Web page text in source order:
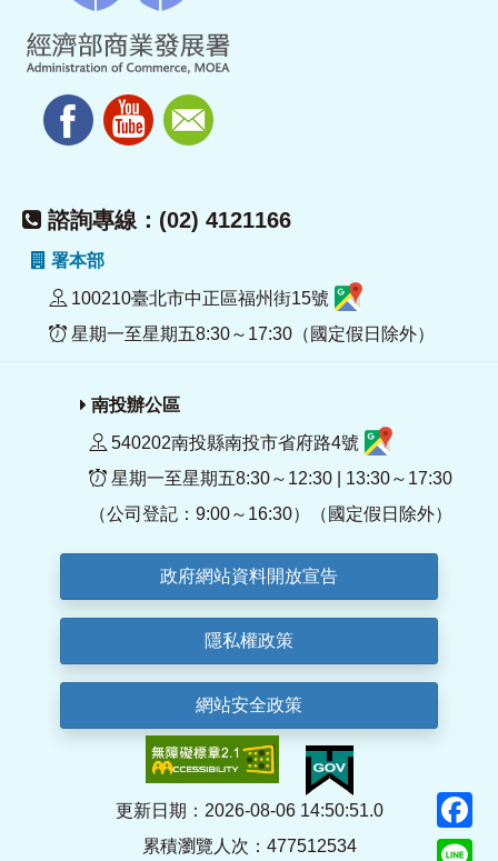
諮詢專線：(02) 4121166
署本部
100210臺北市中正區福州街15號
星期一至星期五8:30～17:30（國定假日除外）
南投辦公區
540202南投縣南投市省府路4號
星期一至星期五8:30～12:30 | 13:30～17:30
（公司登記：9:00～16:30）（國定假日除外）
政府網站資料開放宣告
隱私權政策
網站安全政策
更新日期：2026-08-06 14:50:51.0
累積瀏覽人次：477512534